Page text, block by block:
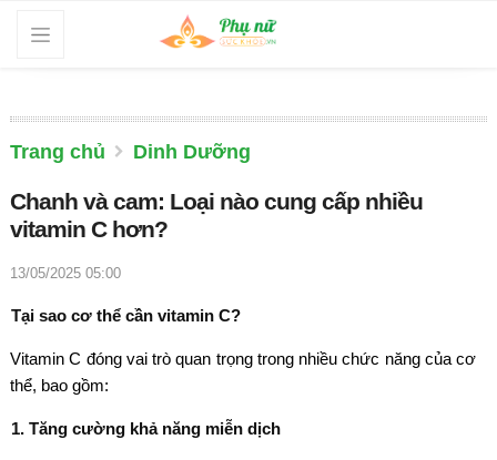
Trang chủ Dinh Dưỡng
Chanh và cam: Loại nào cung cấp nhiều
vitamin C hơn?
13/05/2025 05:00
Tại sao cơ thể cần vitamin C?
Vitamin C đóng vai trò quan trọng trong nhiều chức năng của cơ
thể, bao gồm:
1. Tăng cường khả năng miễn dịch